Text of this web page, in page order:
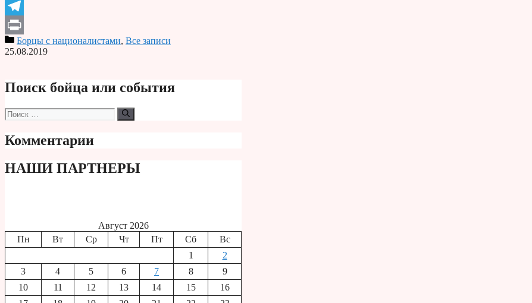
Odnoklassniki
Telegram
PrintБорцы с националистами, Все записи
25.08.2019
Поиск бойца или события
Поиск:
Комментарии
НАШИ ПАРТНЕРЫ
Август 2026
Пн
Вт Ср Чт Пт Сб
Вс
1
2
3
4 5 6 7 8
9
10
11 12 13 14 15
16